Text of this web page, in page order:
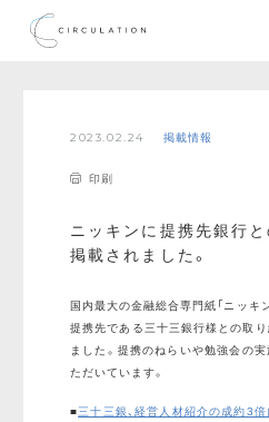
2023.02.24 掲載情報
印刷
ニッキンに提携先銀行
掲載されました。
国内最大の金融総合専門紙「ニッキ
提携先である三十三銀行様との取
ました。提携のねらいや勉強会の
ただいています。
■三十三銀、経営人材紹介の成約3